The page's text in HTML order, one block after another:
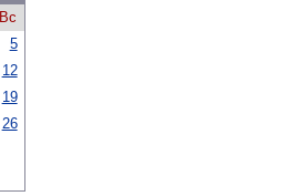
Вс
5
12
19
26